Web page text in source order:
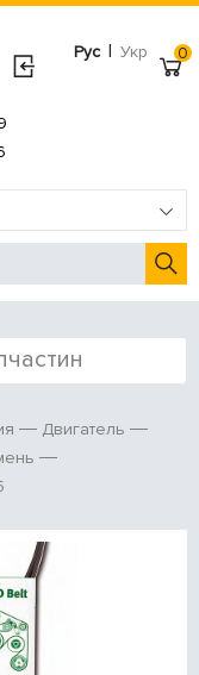
Рус | Укр 0
Двигатель